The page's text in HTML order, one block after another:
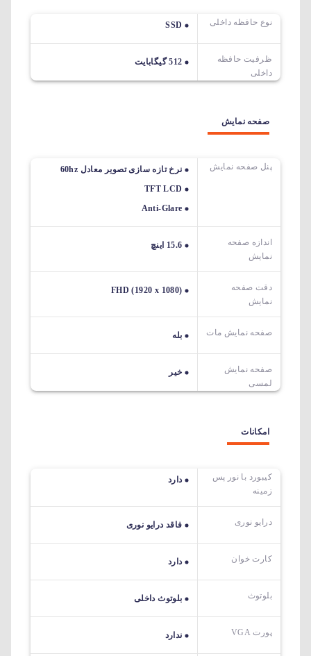
نوع حافظه داخلی SSD
ظرفیت حافظه
داخلی
512 گیگابایت
صفحه نمایش
پنل صفحه نمایش
نرخ تازه سازی تصویر معادل 60hz
TFT LCD
Anti-Glare
اندازه صفحه
نمایش
15.6 اینچ
دقت صفحه
نمایش
FHD (1920 x 1080)
صفحه نمایش مات بله
صفحه نمایش
لمسی
خیر
امکانات
کیبورد با نور پس
زمینه
دارد
درایو نوری فاقد درایو نوری
کارت خوان دارد
بلوتوث بلوتوث داخلی
پورت VGA ندارد